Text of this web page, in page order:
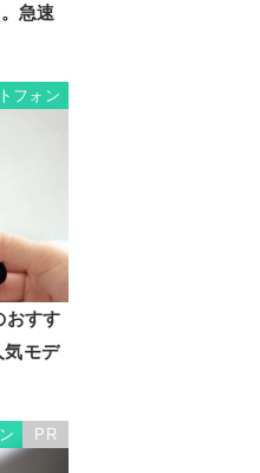
急速
フォン
おすす
気モデ
PR